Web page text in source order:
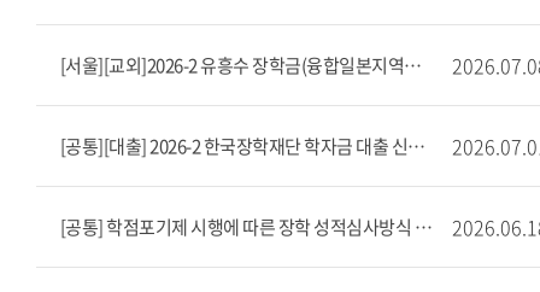
[서울][교외]2026-2 유흥수 장학금(융합일본지역학부 재학생 대상) 장학생 선발(~8/7)
[공통][대출] 2026-2 한국장학재단 학자금 대출 신청 안내
[공통] 학점포기제 시행에 따른 장학 성적심사방식 안내